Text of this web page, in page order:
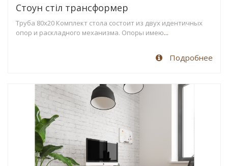
Стоун стіл трансформер
Труба 80х20 Комплект стола состоит из двух идентичных
опор и раскладного механизма. Опоры имею...
Подробнее